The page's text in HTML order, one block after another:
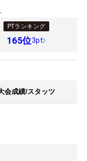
PTランキング
165位3pt
会成績/スタッツ